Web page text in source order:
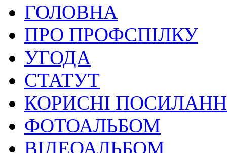
ГОЛОВНА
ПРО ПРОФСПІЛКУ
УГОДА
СТАТУТ
КОРИСНІ
ФОТОАЛЬБОМ
ВІДЕОАЛЬБОМ